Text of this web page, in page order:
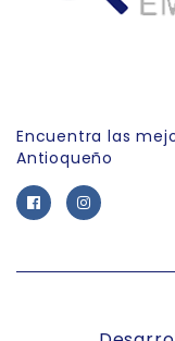
Encuentra las
Antioqueño